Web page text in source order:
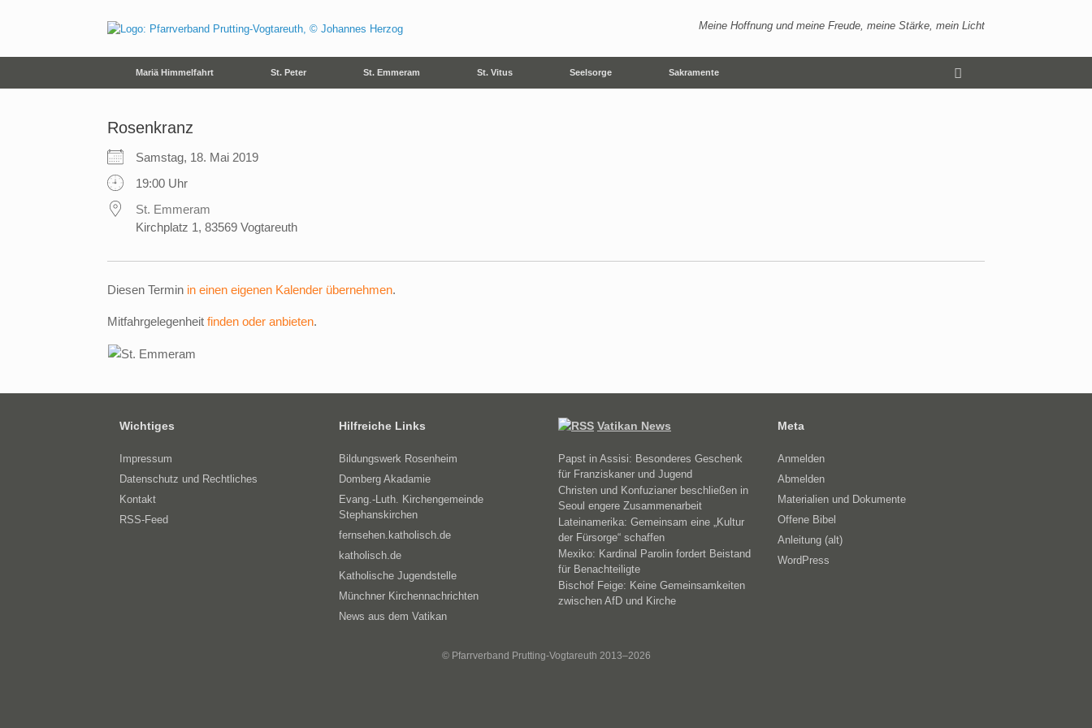
Meine Hoffnung und meine Freude, meine Stärke, mein Licht
Mariä Himmelfahrt St. Peter St. Emmeram St. Vitus Seelsorge Sakramente
Rosenkranz
Samstag, 18. Mai 2019
19:00 Uhr
St. Emmeram
Kirchplatz 1, 83569 Vogtareuth
Diesen Termin in einen eigenen Kalender übernehmen.
Mitfahrgelegenheit finden oder anbieten.
Wichtiges
Impressum
Datenschutz und Rechtliches
Kontakt
RSS-Feed
Hilfreiche Links
Bildungswerk Rosenheim
Domberg Akadamie
Evang.-Luth. Kirchengemeinde
Stephanskirchen
fernsehen.katholisch.de
katholisch.de
Katholische Jugendstelle
Münchner Kirchennachrichten
News aus dem Vatikan
Vatikan News
Papst in Assisi: Besonderes Geschenk
für Franziskaner und Jugend
Christen und Konfuzianer beschließen in
Seoul engere Zusammenarbeit
Lateinamerika: Gemeinsam eine „Kultur
der Fürsorge“ schaffen
Mexiko: Kardinal Parolin fordert Beistand
für Benachteiligte
Bischof Feige: Keine Gemeinsamkeiten
zwischen AfD und Kirche
Meta
Anmelden
Abmelden
Materialien und Dokumente
Offene Bibel
Anleitung (alt)
WordPress
© Pfarrverband Prutting-Vogtareuth 2013–2026